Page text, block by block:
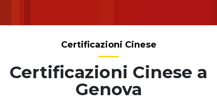
Certificazioni Cinese a
Genova
Certificazioni Cinese